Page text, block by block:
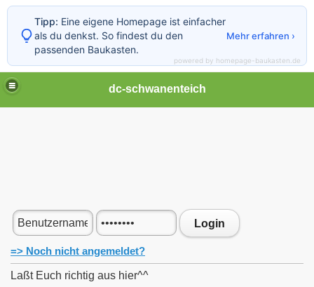
dc-schwanenteich
Login
=> Noch nicht angemeldet?
Laßt Euch richtig aus hier^^
Tipp: Eine eigene Homepage ist einfacher
als du denkst. So findest du den
passenden Baukasten.
Mehr erfahren ›
powered by homepage-baukasten.de